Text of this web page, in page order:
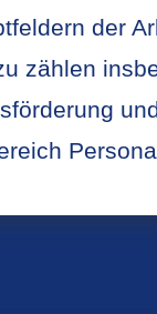
der
zäh­len